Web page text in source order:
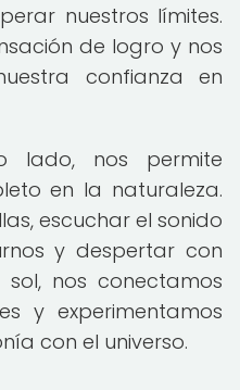
nuestros límites.
de logro y nos
confianza en
lado, nos permite
en la naturaleza.
escuchar el sonido
y despertar con
nos conectamos
y experimentamos
con el universo.